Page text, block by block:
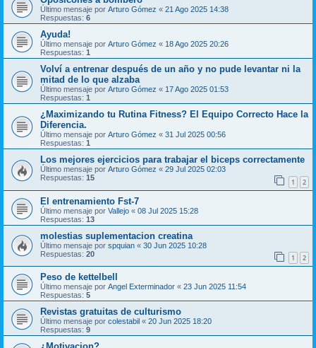
Último mensaje por Arturo Gómez « 21 Ago 2025 14:38
Respuestas: 6
Ayuda!
Último mensaje por Arturo Gómez « 18 Ago 2025 20:26
Respuestas: 1
Volví a entrenar después de un año y no pude levantar ni la
mitad de lo que alzaba
Último mensaje por Arturo Gómez « 17 Ago 2025 01:53
Respuestas: 1
¿Maximizando tu Rutina Fitness? El Equipo Correcto Hace la
Diferencia.
Último mensaje por Arturo Gómez « 31 Jul 2025 00:56
Respuestas: 1
Los mejores ejercicios para trabajar el biceps correctamente
Último mensaje por Arturo Gómez « 29 Jul 2025 02:03
Respuestas: 15 1 2
El entrenamiento Fst-7
Último mensaje por Vallejo « 08 Jul 2025 15:28
Respuestas: 13
molestias suplementacion creatina
Último mensaje por spquian « 30 Jun 2025 10:28
Respuestas: 20 1 2
Peso de kettelbell
Último mensaje por Angel Exterminador « 23 Jun 2025 11:54
Respuestas: 5
Revistas gratuitas de culturismo
Último mensaje por colestabil « 20 Jun 2025 18:20
Respuestas: 9